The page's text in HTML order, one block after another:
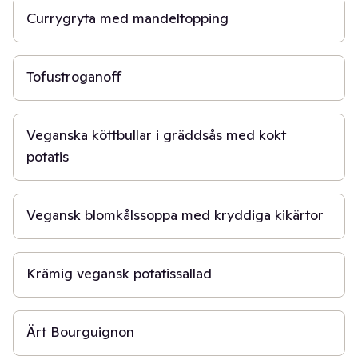
Currygryta med mandeltopping
15 min
Tofustroganoff
40 min
Veganska köttbullar i gräddsås med kokt
potatis
30 min
Vegansk blomkålssoppa med kryddiga kikärtor
30 min
Krämig vegansk potatissallad
50 min
Ärt Bourguignon
3 t